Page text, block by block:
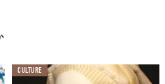
一期一会」
CULTURE